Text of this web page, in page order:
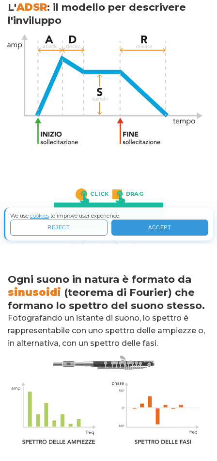
L'ADSR: il modello per descrivere
l'inviluppo
Ogni suono in natura è formato da
sinusoidi (teorema di Fourier) che
formano lo spettro del suono stesso.
Fotografando un istante di suono, lo spettro è
rappresentabile con uno spettro delle ampiezze o,
in alternativa, con un spettro delle fasi.